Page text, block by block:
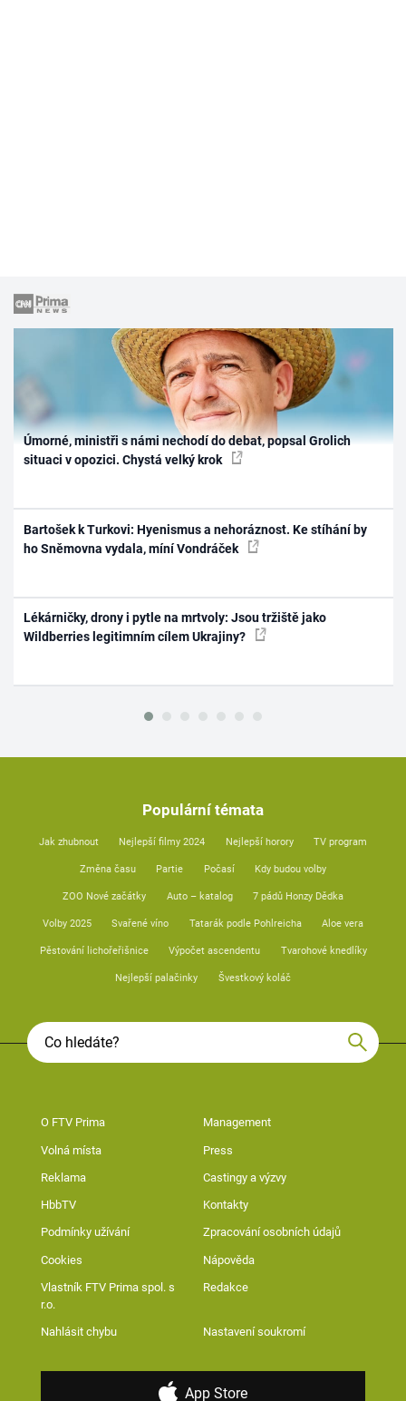
Úmorné, ministři s námi nechodí do debat, popsal Grolich
situaci v opozici. Chystá velký krok
Bartošek k Turkovi: Hyenismus a nehoráznost. Ke stíhání by
ho Sněmovna vydala, míní Vondráček
Lékárničky, drony i pytle na mrtvoly: Jsou tržiště jako
Wildberries legitimním cílem Ukrajiny?
Populární témata
Jak zhubnout Nejlepší filmy 2024 Nejlepší horory TV program
Změna času Partie Počasí Kdy budou volby
ZOO Nové začátky Auto – katalog 7 pádů Honzy Dědka
Volby 2025 Svařené víno Tatarák podle Pohlreicha Aloe vera
Pěstování lichořeřišnice Výpočet ascendentu Tvarohové knedlíky
Nejlepší palačinky Švestkový koláč
O FTV Prima Management
Volná místa Press
Reklama Castingy a výzvy
HbbTV Kontakty
Podmínky užívání Zpracování osobních údajů
Cookies Nápověda
Vlastník FTV Prima spol. s
r.o.
Redakce
Nahlásit chybu Nastavení soukromí
App Store